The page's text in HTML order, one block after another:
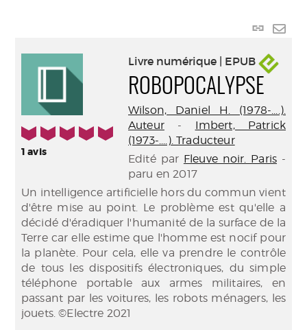
Lien
5/5
1avis
Livre numérique | EPUB
ROBOPOCALYPSE
Wilson, Daniel H. (1978-....).
Auteur- Imbert, Patrick
(1973-....). Traducteur
Edité par Fleuve noir. Paris -
paru en 2017
Un intelligence artificielle hors du commun vient
d'être mise au point. Le problème est qu'elle a
décidé d'éradiquer l'humanité de la surface de la
Terre car elle estime que l'homme est nocif pour
la planète. Pour cela, elle va prendre le contrôle
de tous les dispositifs électroniques, du simple
téléphone portable aux armes militaires, en
passant par les voitures, les robots ménagers, les
jouets. ©Electre 2021